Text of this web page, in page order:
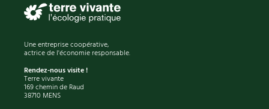
Une entreprise coopérative,
actrice de l'économie responsable.
Rendez-nous visite !
Terre vivante
169 chemin de Raud
38710 MENS